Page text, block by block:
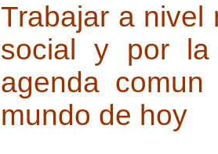
Trabajar a nivel
social y por la
agenda
mundo de hoy